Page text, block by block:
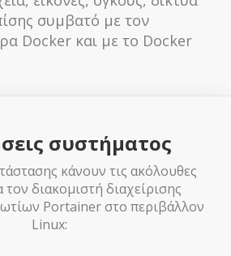
συμβατό με τον
Docker και με το Docker
συστήματος
κάνουν τις ακόλουθες
τον διακομιστή διαχείρισης
Portainer στο περιβάλλον
Linux: